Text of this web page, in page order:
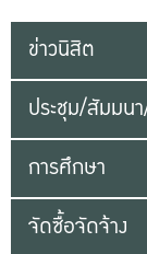
ข่าวนิสิต
ประชุม/สัมมน
การศึกษา
จัดซื้อจัดจ้าง